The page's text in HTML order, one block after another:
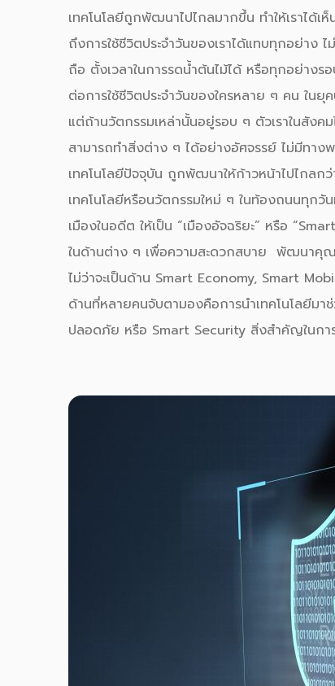
เทคโนโลยีถูกพัฒนาไปไกลมากขึ้น ทำให้เราได้เ
ถึงการใช้ชีวิตประจำวันของเราได้แทบทุกอย่าง
ถือ ตั้งเวลาในการรดน้ำต้นไม้ได้ หรือทุกอย่าง
ต่อการใช้ชีวิตประจำวันของใครหลาย ๆ คน ใน
แต่ถ้านวัตกรรมเหล่านั้นอยู่รอบ ๆ ตัวเราในสังค
สามารถทำสิ่งต่าง ๆ ได้อย่างอัศจรรย์ ไม่มีทาง
เทคโนโลยีปัจจุบัน ถูกพัฒนาให้ก้าวหน้าไปไกลกว่า
เทคโนโลยีหรือนวัตกรรมใหม่ ๆ ในท้องถนนทุกวั
เมืองในอดีต ให้เป็น “เมืองอัจฉริยะ” หรือ “
ในด้านต่าง ๆ เพื่อความสะดวกสบาย พัฒนาคุ
ไม่ว่าจะเป็นด้าน Smart Economy, Smart
ด้านที่หลายคนจับตามองคือการนำเทคโนโลยีมา
ปลอดภัย หรือ Smart Security สิ่งสำคัญในกา